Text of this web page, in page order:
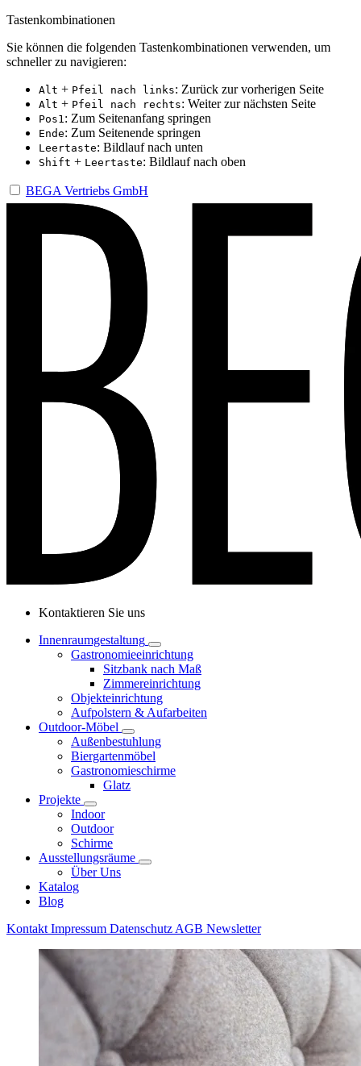
Tastenkombinationen
Sie können die folgenden Tastenkombinationen verwenden, um
schneller zu navigieren:
Alt + Pfeil nach links: Zurück zur vorherigen Seite
Alt + Pfeil nach rechts: Weiter zur nächsten Seite
Pos1: Zum Seitenanfang springen
Ende: Zum Seitenende springen
Leertaste: Bildlauf nach unten
Shift + Leertaste: Bildlauf nach oben
BEGA Vertriebs GmbH
Kontaktieren Sie uns
Innenraumgestaltung
Gastronomieeinrichtung
Sitzbank nach Maß
Zimmereinrichtung
Objekteinrichtung
Aufpolstern & Aufarbeiten
Outdoor-Möbel
Außenbestuhlung
Biergartenmöbel
Gastronomieschirme
Glatz
Projekte
Indoor
Outdoor
Schirme
Ausstellungsräume
Über Uns
Katalog
Blog
Kontakt Impressum Datenschutz AGB Newsletter